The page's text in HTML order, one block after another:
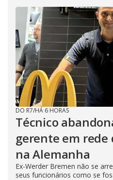
DO R7/HÁ 6 HORAS
Técnico
gerente em
na Alemanha
Ex-Werder Bremen não se
seus funcionários como se